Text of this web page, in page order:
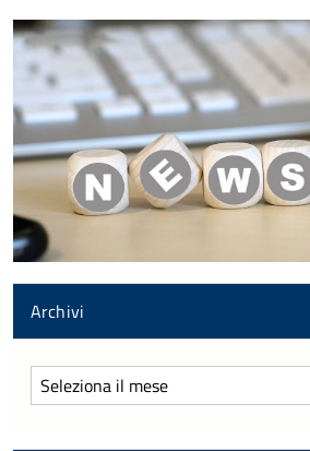
Archivi
Archivi